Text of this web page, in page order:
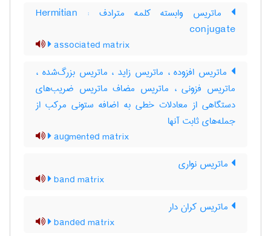
ماتریس وابسته کلمه مترادف : Hermitian
conjugate
associated matrix
ماتریس افزوده ، ماتریس زاید ، ماتریس بزرگ‌شده ،
ماتریس فزونی ، ماتریس مضاف ماتریس ضریب‌های
دستگاهی از معادلات خطی به اضافه ستونی مرکب از
جمله‌های ثابت آنها
augmented matrix
ماتریس نواری
band matrix
ماتریس کران دار
banded matrix